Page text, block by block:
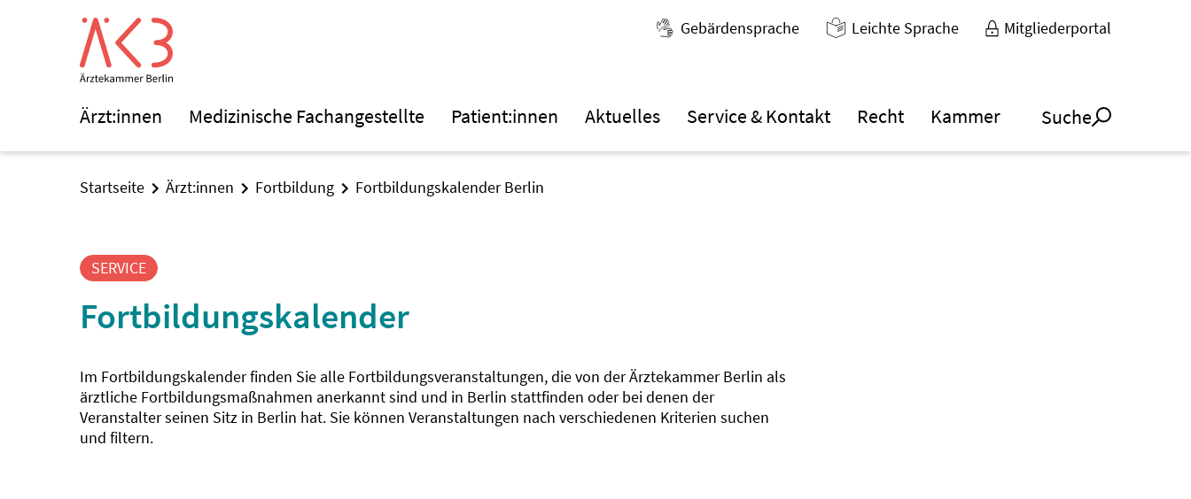
Gebärdensprache Leichte Sprache Mitgliederportal
Ärzt:innen Medizinische Fachangestellte Patient:innen Aktuelles Service & Kontakt Recht Kammer Suche
Startseite Ärzt:innen Fortbildung Fortbildungskalender Berlin
SERVICE
Fortbildungskalender
Im Fortbildungskalender finden Sie alle Fortbildungsveranstaltungen, die von der Ärztekammer Berlin als
ärztliche Fortbildungsmaßnahmen anerkannt sind und in Berlin stattfinden oder bei denen der
Veranstalter seinen Sitz in Berlin hat. Sie können Veranstaltungen nach verschiedenen Kriterien suchen
und filtern.